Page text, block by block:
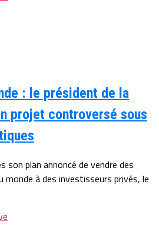
: le président de la
projet controversé sous
son plan annoncé de vendre des
monde à des investisseurs privés, le